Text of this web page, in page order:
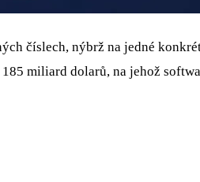
číslech, nýbrž na jedné
miliard dolarů, na jehož